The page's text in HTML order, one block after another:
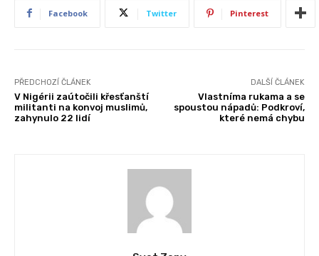
Facebook Twitter Pinterest
PŘEDCHOZÍ ČLÁNEK
V Nigérii zaútočili křesťanští
militanti na konvoj muslimů,
zahynulo 22 lidí
DALŠÍ ČLÁNEK
Vlastníma rukama a se
spoustou nápadů: Podkroví,
které nemá chybu